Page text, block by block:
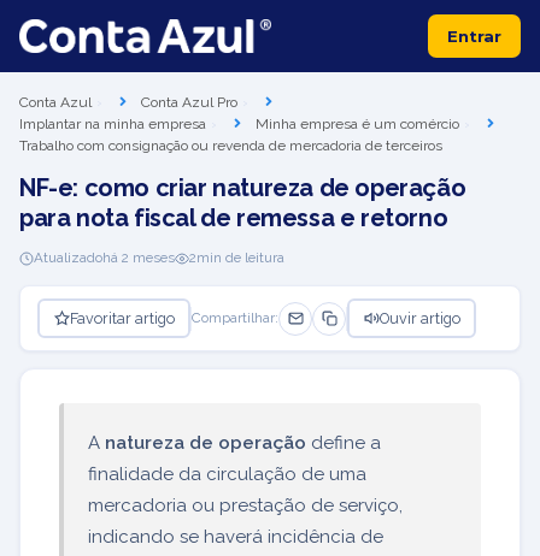
Entrar
Conta Azul
Conta Azul Pro
Implantar na minha empresa
Minha empresa é um comércio
Trabalho com consignação ou revenda de mercadoria de terceiros
NF-e: como criar natureza de operação
para nota fiscal de remessa e retorno
Atualizadohá 2 meses 2min de leitura
Favoritar artigo Compartilhar: Ouvir artigo
A natureza de operação define a
finalidade da circulação de uma
mercadoria ou prestação de serviço,
indicando se haverá incidência de